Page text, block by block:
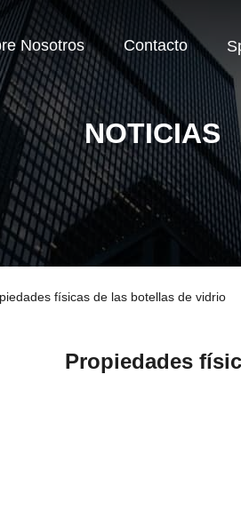
Nosotros Contacto
NOTICIAS
físicas de las botellas de vidrio
Propiedades